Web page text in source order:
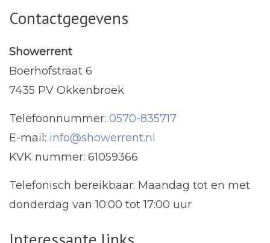
Contactgegevens
Showerrent
Boerhofstraat 6
7435 PV Okkenbroek
Telefoonnummer: 0570-835717
E-mail: info@showerrent.nl
KVK nummer: 61059366
Telefonisch bereikbaar: Maandag tot en met
donderdag van 10:00 tot 17:00 uur